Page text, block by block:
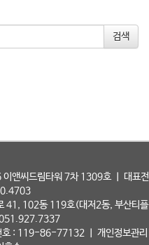
앤씨드림타워 7차 1309호 ㅣ 대표전
41, 102동 119호(대저2동, 부산티플
051.927.7337
호 : 119-86-77132 ㅣ 개인정보관리